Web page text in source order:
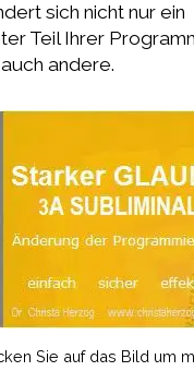
sich nicht nur ein
Teil Ihrer
andere.
Sie auf das Bild um